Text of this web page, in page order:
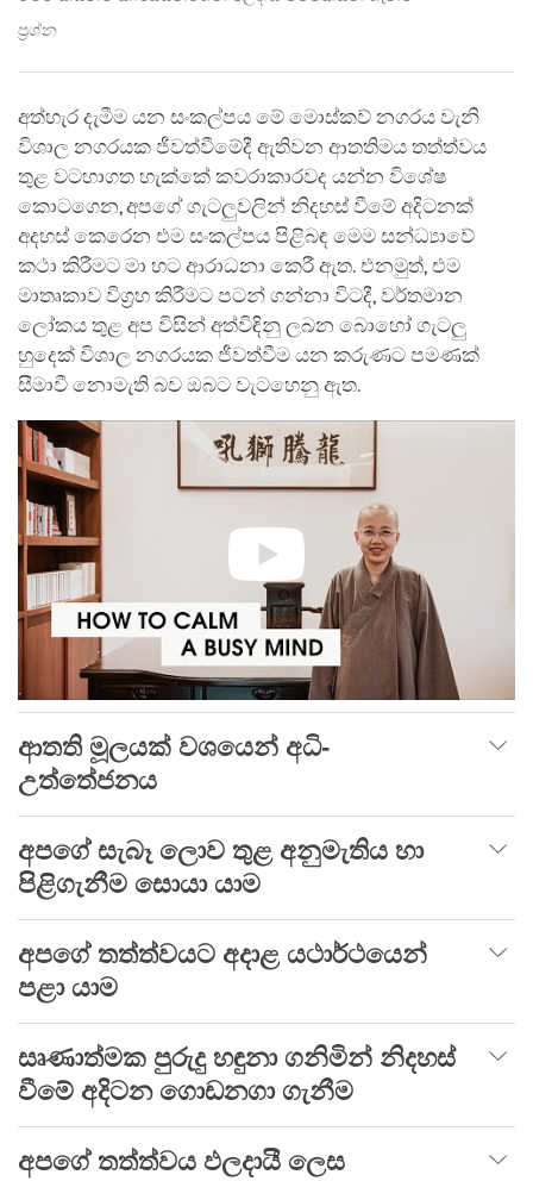
ප්‍රශ්න
අත්හැර දැමීම යන සංකල්පය මේ මොස්කව් නගරය වැනි
විශාල නගරයක ජීවත්වීමේදී ඇතිවන ආතතිමය තත්ත්වය
තුළ වටහාගත හැක්කේ කවරාකාරවද යන්න විශේෂ
කොටගෙන, අපගේ ගැටලුවලින් නිදහස් වීමේ අදිටනක්
අදහස් කෙරෙන එම සංකල්පය පිළිබඳ මෙම සන්ධ්‍යාවේ
කථා කිරීමට මා හට ආරාධනා කෙරී ඇත. එනමුත්, එම
මාතෘකාව විග්‍රහ කිරීමට පටන් ගන්නා විටදී, වර්තමාන
ලෝකය තුළ අප විසින් අත්විඳිනු ලබන බොහෝ ගැටලු
හුදෙක් විශාල නගරයක ජීවත්වීම යන කරුණට පමණක්
සීමාවී නොමැති බව ඔබට වැටහෙනු ඇත.
ආතති මූලයක් වශයෙන් අධි-
උත්තේජනය
අපගේ සැබෑ ලොව තුළ අනුමැතිය හා
පිළිගැනීම සොයා යාම
අපගේ තත්ත්වයට අදාළ යථාර්ථයෙන්
පළා යාම
සෘණාත්මක පුරුදු හඳුනා ගනිමින් නිදහස්
වීමේ අදිටන ගොඩනගා ගැනීම
අපගේ තත්ත්වය ඵලදායී ලෙස